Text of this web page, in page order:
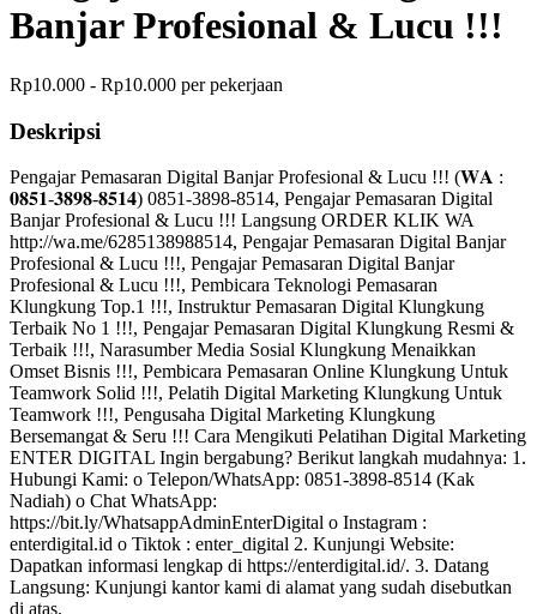
Banjar Profesional & Lucu !!!
Rp10.000 - Rp10.000 per pekerjaan
Deskripsi
Pengajar Pemasaran Digital Banjar Profesional & Lucu !!! (𝐖𝐀 :
𝟎𝟖𝟓𝟏-𝟑𝟖𝟗𝟖-𝟖𝟓𝟏𝟒) 0851-3898-8514, Pengajar Pemasaran Digital
Banjar Profesional & Lucu !!! Langsung ORDER KLIK WA
http://wa.me/6285138988514, Pengajar Pemasaran Digital Banjar
Profesional & Lucu !!!, Pengajar Pemasaran Digital Banjar
Profesional & Lucu !!!, Pembicara Teknologi Pemasaran
Klungkung Top.1 !!!, Instruktur Pemasaran Digital Klungkung
Terbaik No 1 !!!, Pengajar Pemasaran Digital Klungkung Resmi &
Terbaik !!!, Narasumber Media Sosial Klungkung Menaikkan
Omset Bisnis !!!, Pembicara Pemasaran Online Klungkung Untuk
Teamwork Solid !!!, Pelatih Digital Marketing Klungkung Untuk
Teamwork !!!, Pengusaha Digital Marketing Klungkung
Bersemangat & Seru !!! Cara Mengikuti Pelatihan Digital Marketing
ENTER DIGITAL Ingin bergabung? Berikut langkah mudahnya: 1.
Hubungi Kami: o Telepon/WhatsApp: 0851-3898-8514 (Kak
Nadiah) o Chat WhatsApp:
https://bit.ly/WhatsappAdminEnterDigital o Instagram :
enterdigital.id o Tiktok : enter_digital 2. Kunjungi Website:
Dapatkan informasi lengkap di https://enterdigital.id/. 3. Datang
Langsung: Kunjungi kantor kami di alamat yang sudah disebutkan
di atas.